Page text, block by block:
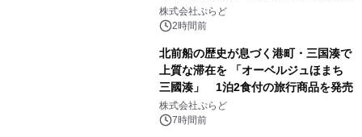
サウナも 「THE BOXY AWAJI」のお
得な素泊まり連泊プランで
株式会社ぷらど
2時間前
北前船の歴史が息づく港町・三国湊で
上質な滞在を 「オーベルジュほまち
三國湊」 1泊2食付の旅行商品を発売
株式会社ぷらど
7時間前